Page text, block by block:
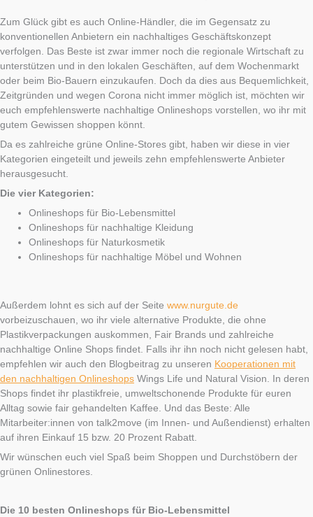
Zum Glück gibt es auch Online-Händler, die im Gegensatz zu
konventionellen Anbietern ein nachhaltiges Geschäftskonzept
verfolgen. Das Beste ist zwar immer noch die regionale Wirtschaft zu
unterstützen und in den lokalen Geschäften, auf dem Wochenmarkt
oder beim Bio-Bauern einzukaufen. Doch da dies aus Bequemlichkeit,
Zeitgründen und wegen Corona nicht immer möglich ist, möchten wir
euch empfehlenswerte nachhaltige Onlineshops vorstellen, wo ihr mit
gutem Gewissen shoppen könnt.
Da es zahlreiche grüne Online-Stores gibt, haben wir diese in vier
Kategorien eingeteilt und jeweils zehn empfehlenswerte Anbieter
herausgesucht.
Die vier Kategorien:
Onlineshops für Bio-Lebensmittel
Onlineshops für nachhaltige Kleidung
Onlineshops für Naturkosmetik
Onlineshops für nachhaltige Möbel und Wohnen
Außerdem lohnt es sich auf der Seite www.nurgute.de
vorbeizuschauen, wo ihr viele alternative Produkte, die ohne
Plastikverpackungen auskommen, Fair Brands und zahlreiche
nachhaltige Online Shops findet. Falls ihr ihn noch nicht gelesen habt,
empfehlen wir auch den Blogbeitrag zu unseren Kooperationen mit
den nachhaltigen Onlineshops Wings Life und Natural Vision. In deren
Shops findet ihr plastikfreie, umweltschonende Produkte für euren
Alltag sowie fair gehandelten Kaffee. Und das Beste: Alle
Mitarbeiter:innen von talk2move (im Innen- und Außendienst) erhalten
auf ihren Einkauf 15 bzw. 20 Prozent Rabatt.
Wir wünschen euch viel Spaß beim Shoppen und Durchstöbern der
grünen Onlinestores.
Die 10 besten Onlineshops für Bio-Lebensmittel